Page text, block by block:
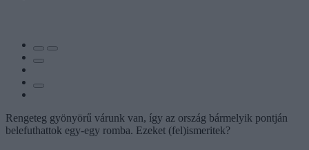
Rengeteg gyönyörű várunk van, így az ország bármelyik pontján
belefuthattok egy-egy romba. Ezeket (fel)ismeritek?